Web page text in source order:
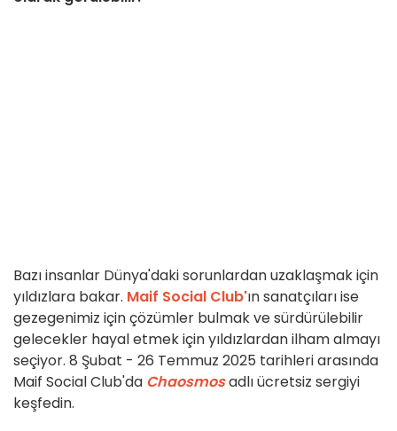
Bazı insanlar Dünya'daki sorunlardan uzaklaşmak için
yıldızlara bakar. Maif Social Club'ın sanatçıları ise
gezegenimiz için çözümler bulmak ve sürdürülebilir
gelecekler hayal etmek için yıldızlardan ilham almayı
seçiyor. 8 Şubat - 26 Temmuz 2025 tarihleri arasında
Maif Social Club'da Chaosmosadlı ücretsiz sergiyi
keşfedin.